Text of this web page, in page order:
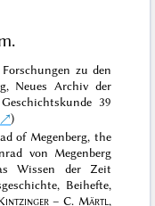
zu den
Neues Archiv der
39
)
of Megenberg, the
von Megenberg
Wissen der Zeit
Beihefte,
– C. Märtl ,